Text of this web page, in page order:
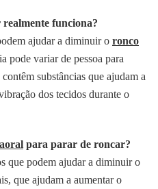
funciona?
ajudar a diminuir o ronco
pode variar de pessoa para
substâncias que ajudam a
dos tecidos durante o
para parar de roncar?
que podem ajudar a diminuir o
que ajudam a aumentar o